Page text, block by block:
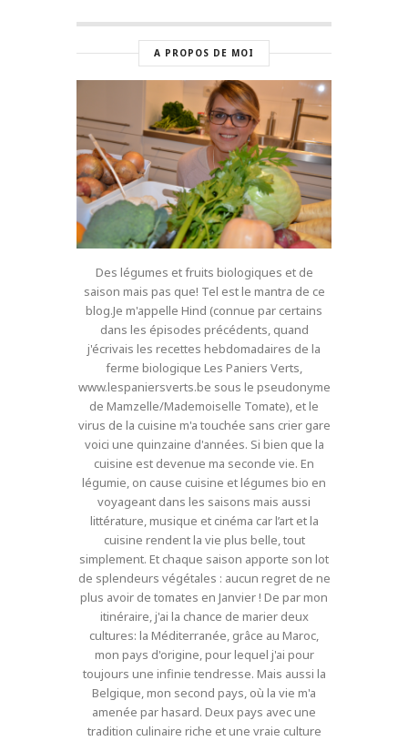
A PROPOS DE MOI
Des légumes et fruits biologiques et de
saison mais pas que! Tel est le mantra de ce
blog.Je m'appelle Hind (connue par certains
dans les épisodes précédents, quand
j'écrivais les recettes hebdomadaires de la
ferme biologique Les Paniers Verts,
www.lespaniersverts.be sous le pseudonyme
de Mamzelle/Mademoiselle Tomate), et le
virus de la cuisine m'a touchée sans crier gare
voici une quinzaine d'années. Si bien que la
cuisine est devenue ma seconde vie. En
légumie, on cause cuisine et légumes bio en
voyageant dans les saisons mais aussi
littérature, musique et cinéma car l’art et la
cuisine rendent la vie plus belle, tout
simplement. Et chaque saison apporte son lot
de splendeurs végétales : aucun regret de ne
plus avoir de tomates en Janvier ! De par mon
itinéraire, j'ai la chance de marier deux
cultures: la Méditerranée, grâce au Maroc,
mon pays d'origine, pour lequel j'ai pour
toujours une infinie tendresse. Mais aussi la
Belgique, mon second pays, où la vie m'a
amenée par hasard. Deux pays avec une
tradition culinaire riche et une vraie culture